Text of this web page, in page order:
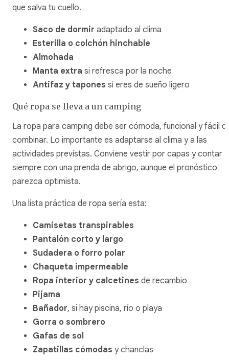
que salva tu cuello.
Saco de dormir adaptado al clima
Esterilla o colchón hinchable
Almohada
Manta extra si refresca por la noche
Antifaz y tapones si eres de sueño ligero
Qué ropa se lleva a un camping
La ropa para camping debe ser cómoda, funcional y fácil
combinar. Lo importante es adaptarse al clima y a las
actividades previstas. Conviene vestir por capas y contar
siempre con una prenda de abrigo, aunque el pronóstico
parezca optimista.
Una lista práctica de ropa sería esta:
Camisetas transpirables
Pantalón corto y largo
Sudadera o forro polar
Chaqueta impermeable
Ropa interior y calcetines de recambio
Pijama
Bañador, si hay piscina, río o playa
Gorra o sombrero
Gafas de sol
Zapatillas cómodas y chanclas